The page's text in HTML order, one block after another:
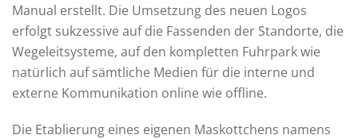
Manual erstellt. Die Umsetzung des neuen Logos
erfolgt sukzessive auf die Fassenden der Standorte, die
Wegeleitsysteme, auf den kompletten Fuhrpark wie
natürlich auf sämtliche Medien für die interne und
externe Kommunikation online wie offline.
Die Etablierung eines eigenen Maskottchens namens